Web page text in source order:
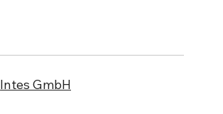
Intes GmbH